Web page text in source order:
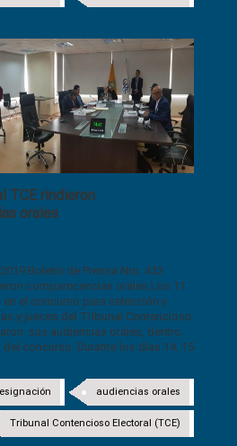
TCE rindieron
orales
Boletín de Prensa Nro. 432
comparecencias orales Los 11
el concurso para selección y
y jueces del Tribunal Contencioso
sus audiencias orales, dentro
concurso. Durante los días 14, 15
audiencias orales
Tribunal Contencioso Electoral (TCE)